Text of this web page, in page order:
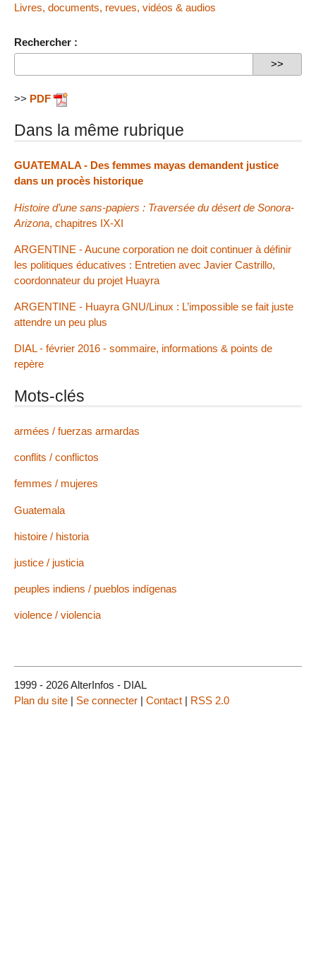
Livres, documents, revues, vidéos & audios
Rechercher :
>> PDF
Dans la même rubrique
GUATEMALA - Des femmes mayas demandent justice
dans un procès historique
Histoire d’une sans-papiers : Traversée du désert de Sonora-
Arizona, chapitres IX-XI
ARGENTINE - Aucune corporation ne doit continuer à définir
les politiques éducatives : Entretien avec Javier Castrillo,
coordonnateur du projet Huayra
ARGENTINE - Huayra GNU/Linux : L’impossible se fait juste
attendre un peu plus
DIAL - février 2016 - sommaire, informations & points de
repère
Mots-clés
armées / fuerzas armardas
conflits / conflictos
femmes / mujeres
Guatemala
histoire / historia
justice / justicia
peuples indiens / pueblos indígenas
violence / violencia
1999 - 2026 AlterInfos - DIAL
Plan du site | Se connecter | Contact | RSS 2.0